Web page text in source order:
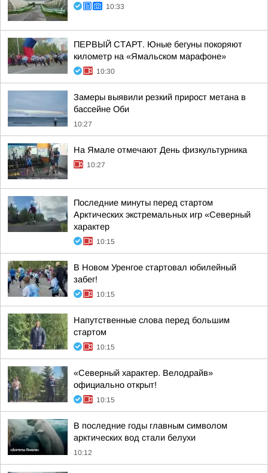
10:33
ПЕРВЫЙ СТАРТ. Юные бегуны покоряют
километр на «Ямальском марафоне»
10:30
Замеры выявили резкий прирост метана в
бассейне Оби
10:27
На Ямале отмечают День физкультурника
10:27
Последние минуты перед стартом
Арктических экстремальных игр «Северный
характер
10:15
В Новом Уренгое стартовал юбилейный
забег!
10:15
Напутственные слова перед большим
стартом
10:15
«Северный характер. Велодрайв»
официально открыт!
10:15
В последние годы главным символом
арктических вод стали белухи
10:12